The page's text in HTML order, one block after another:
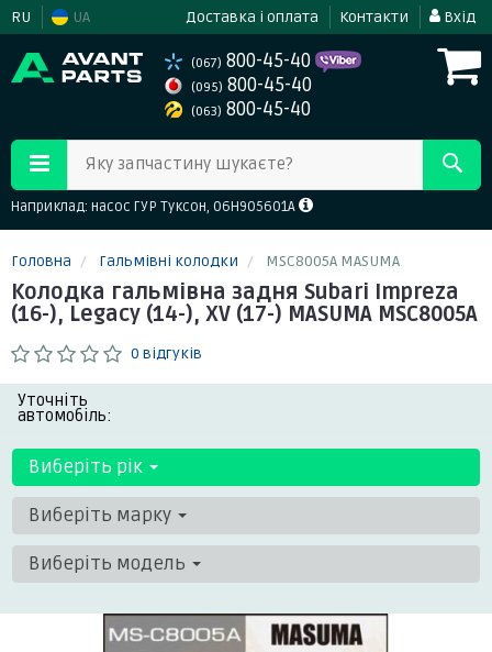
RU UA Доставка і оплата Контакти Вхід
(067) 800-45-40
(095) 800-45-40
(063) 800-45-40
Яку запчастину шукаєте?
Наприклад: насос ГУР Туксон, 06H905601A
Головна Гальмівні колодки MSC8005A MASUMA
Колодка гальмівна задня Subari Impreza
(16-), Legacy (14-), XV (17-) MASUMA MSC8005A
0 відгуків
Уточніть
автомобіль:
Виберіть рік
Виберіть марку
Виберіть модель